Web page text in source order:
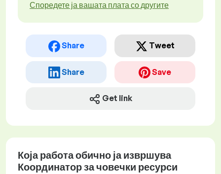
Споредете ја вашата плата со другите
Share Tweet
Share Save
Get link
Која работа обично ја извршува
Координатор за човечки ресурси